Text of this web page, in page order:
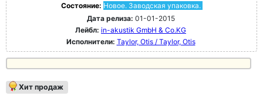
Состояние: Новое. Заводская упаковка.
Дата релиза: 01-01-2015
Лейбл: in-akustik GmbH & Co.KG
Исполнители: Taylor, Otis / Taylor, Otis
Хит продаж